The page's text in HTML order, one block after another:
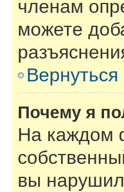
членам
можете
Почему я
На каждом
вы